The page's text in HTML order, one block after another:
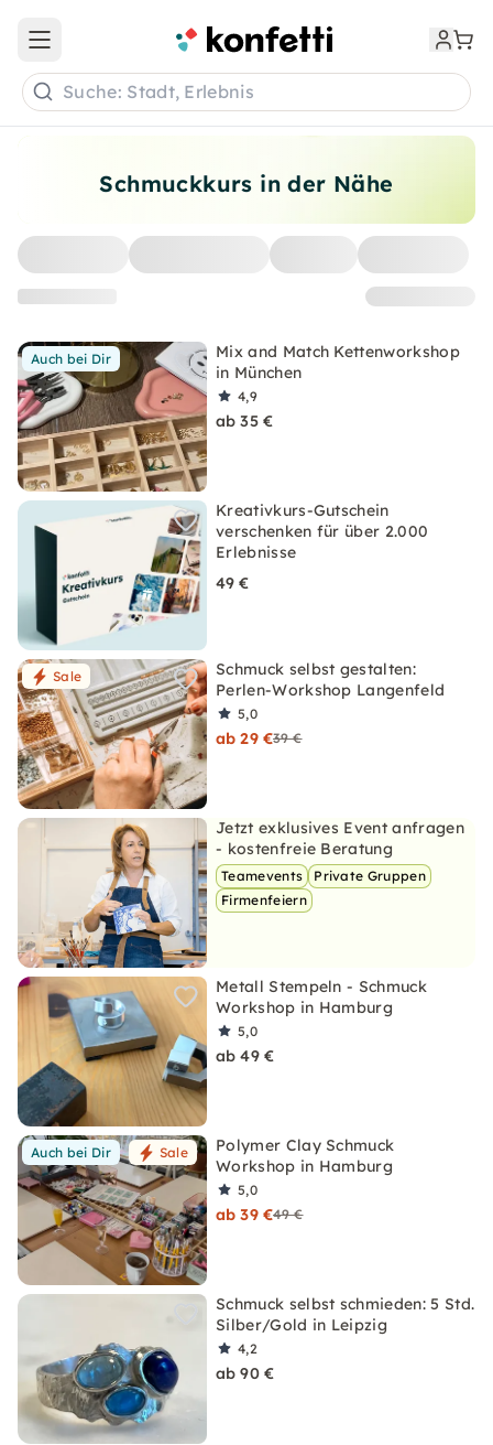
Schmuckkurs in der Nähe
Auch bei Dir
Mix and Match Kettenworkshop
in München
4,9
ab 35 €
Kreativkurs-Gutschein
verschenken für über 2.000
Erlebnisse
49 €
Sale
Schmuck selbst gestalten:
Perlen-Workshop Langenfeld
5,0
ab 29 €39 €
Jetzt exklusives Event anfragen
- kostenfreie Beratung
Teamevents
Private Gruppen
Firmenfeiern
Metall Stempeln - Schmuck
Workshop in Hamburg
5,0
ab 49 €
Auch bei Dir Sale
Polymer Clay Schmuck
Workshop in Hamburg
5,0
ab 39 €49 €
Schmuck selbst schmieden: 5 Std.
Silber/Gold in Leipzig
4,2
ab 90 €
Open main menu
Suche: Stadt, Erlebnis